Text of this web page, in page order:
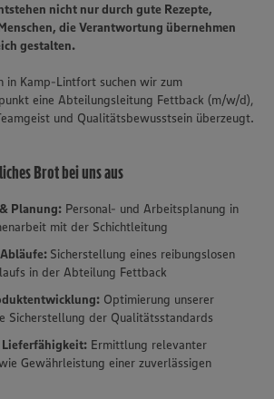
nicht nur durch gute Rezepte,
die Verantwortung übernehmen
gestalten.
in Kamp-Lintfort suchen wir zum
eine Abteilungsleitung Fettback (m/w/d),
und Qualitätsbewusstsein überzeugt.
Brot bei uns aus
Planung: Personal- und Arbeitsplanung in
mit der Schichtleitung
Sicherstellung eines reibungslosen
in der Abteilung Fettback
Optimierung unserer
Sicherstellung der Qualitätsstandards
Lieferfähigkeit: Ermittlung relevanter
Gewährleistung einer zuverlässigen